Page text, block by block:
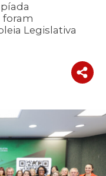
foram
Legislativa